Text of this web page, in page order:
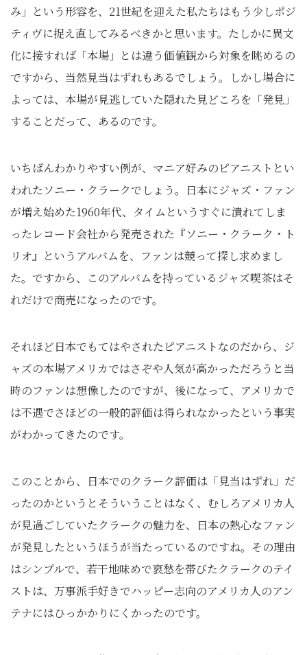
み」という形容を、21世紀を迎えた私たちはもう少しポジ
ティヴに捉え直してみるべきかと思います。たしかに異文
化に接すれば「本場」とは違う価値観から対象を眺めるの
ですから、当然見当はずれもあるでしょう。しかし場合に
よっては、本場が見逃していた隠れた見どころを「発見」
することだって、あるのです。
いちばんわかりやすい例が、マニア好みのピアニストとい
われたソニー・クラークでしょう。日本にジャズ・ファン
が増え始めた1960年代、タイムというすぐに潰れてしま
ったレコード会社から発売された『ソニー・クラーク・ト
リオ』というアルバムを、ファンは競って探し求めまし
た。ですから、このアルバムを持っているジャズ喫茶はそ
れだけで商売になったのです。
それほど日本でもてはやされたピアニストなのだから、ジ
ャズの本場アメリカではさぞや人気が高かっただろうと当
時のファンは想像したのですが、後になって、アメリカで
は不遇でさほどの一般的評価は得られなかったという事実
がわかってきたのです。
このことから、日本でのクラーク評価は「見当はずれ」だ
ったのかというとそういうことはなく、むしろアメリカ人
が見過ごしていたクラークの魅力を、日本の熱心なファン
が発見したというほうが当たっているのですね。その理由
はシンプルで、若干地味めで哀愁を帯びたクラークのテイ
ストは、万事派手好きでハッピー志向のアメリカ人のアン
テナにはひっかかりにくかったのです。